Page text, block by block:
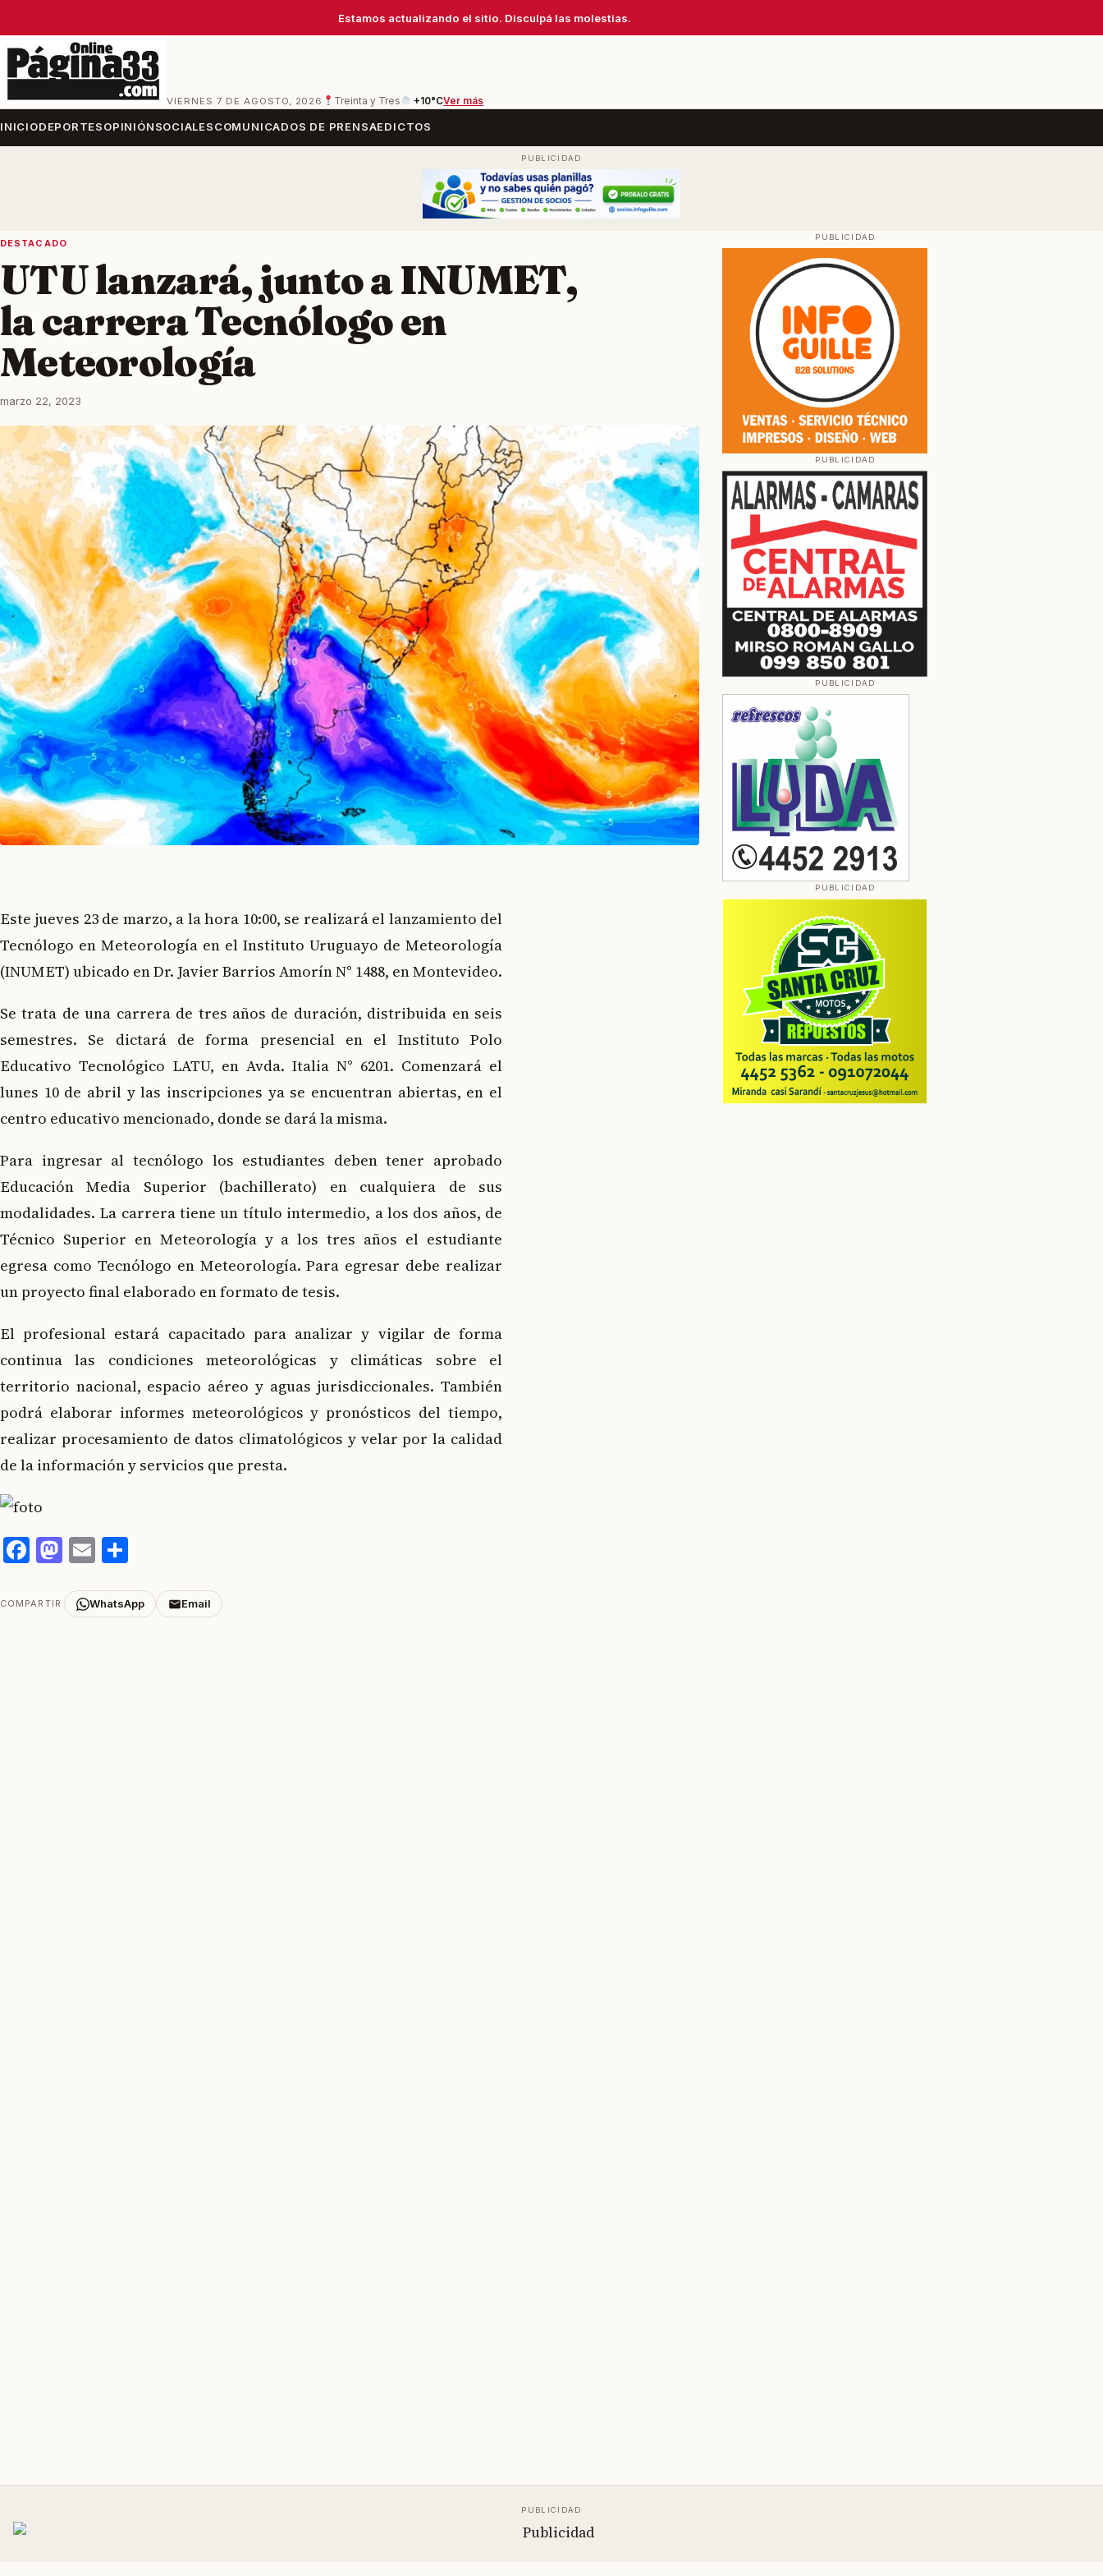
Estamos actualizando el sitio. Disculpá las molestias.
VIERNES 7 DE AGOSTO, 2026 Treinta y Tres +10°CVer más
INICIODEPORTESOPINIÓNSOCIALESCOMUNICADOS DE PRENSAEDICTOS
DESTACADO
UTU lanzará, junto a INUMET,
la carrera Tecnólogo en
Meteorología
marzo 22, 2023
Este jueves 23 de marzo, a la hora 10:00, se realizará el lanzamiento del
Tecnólogo en Meteorología en el Instituto Uruguayo de Meteorología
(INUMET) ubicado en Dr. Javier Barrios Amorín N° 1488, en Montevideo.
Se trata de una carrera de tres años de duración, distribuida en seis
semestres. Se dictará de forma presencial en el Instituto Polo
Educativo Tecnológico LATU, en Avda. Italia N° 6201. Comenzará el
lunes 10 de abril y las inscripciones ya se encuentran abiertas, en el
centro educativo mencionado, donde se dará la misma.
Para ingresar al tecnólogo los estudiantes deben tener aprobado
Educación Media Superior (bachillerato) en cualquiera de sus
modalidades. La carrera tiene un título intermedio, a los dos años, de
Técnico Superior en Meteorología y a los tres años el estudiante
egresa como Tecnólogo en Meteorología. Para egresar debe realizar
un proyecto final elaborado en formato de tesis.
El profesional estará capacitado para analizar y vigilar de forma
continua las condiciones meteorológicas y climáticas sobre el
territorio nacional, espacio aéreo y aguas jurisdiccionales. También
podrá elaborar informes meteorológicos y pronósticos del tiempo,
realizar procesamiento de datos climatológicos y velar por la calidad
de la información y servicios que presta.
Facebook
Mastodon
Email
COMPARTIR WhatsApp Email